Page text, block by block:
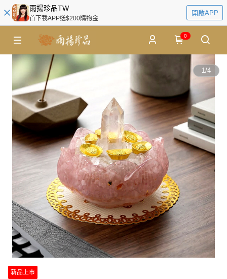
雨揚珍品TW
首下載APP送$200購物金
開啟APP
0
1/4
新品上市